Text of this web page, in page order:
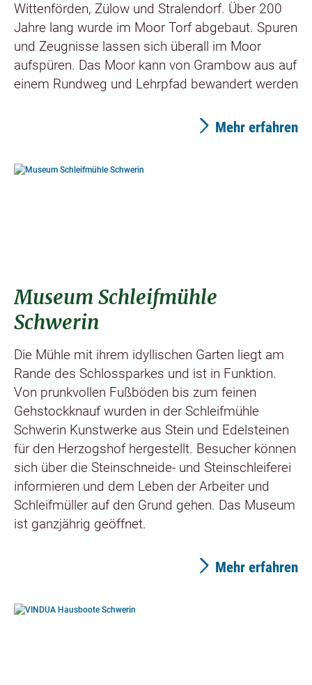
Wittenförden, Zülow und Stralendorf. Über 200
Jahre lang wurde im Moor Torf abgebaut. Spuren
und Zeugnisse lassen sich überall im Moor
aufspüren. Das Moor kann von Grambow aus auf
einem Rundweg und Lehrpfad bewandert werden
Mehr erfahren
Museum Schleifmühle
Schwerin
Die Mühle mit ihrem idyllischen Garten liegt am
Rande des Schlossparkes und ist in Funktion.
Von prunkvollen Fußböden bis zum feinen
Gehstockknauf wurden in der Schleifmühle
Schwerin Kunstwerke aus Stein und Edelsteinen
für den Herzogshof hergestellt. Besucher können
sich über die Steinschneide- und Steinschleiferei
informieren und dem Leben der Arbeiter und
Schleifmüller auf den Grund gehen. Das Museum
ist ganzjährig geöffnet.
Mehr erfahren